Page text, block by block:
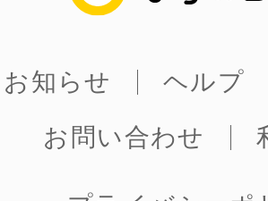
お知らせ
ヘルプ
お問い合わせ